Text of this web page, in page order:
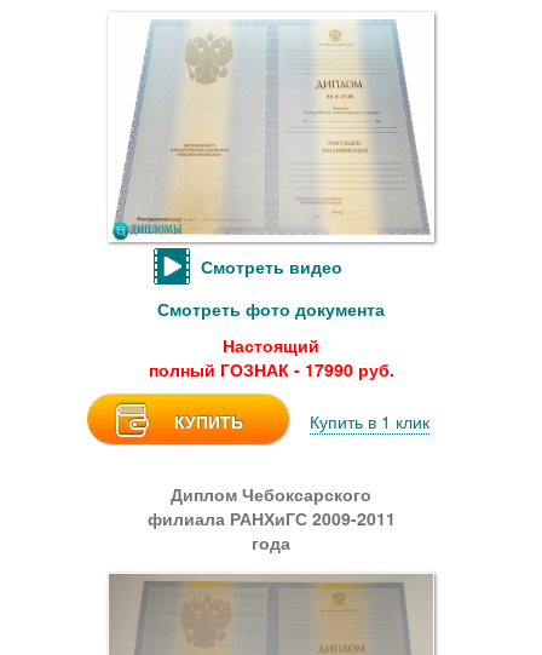
Смотреть видео
Смотреть фото документа
Настоящий
полный ГОЗНАК - 17990 руб.
КУПИТЬ Купить в 1 клик
Диплом Чебоксарского
филиала РАНХиГС 2009-2011
года